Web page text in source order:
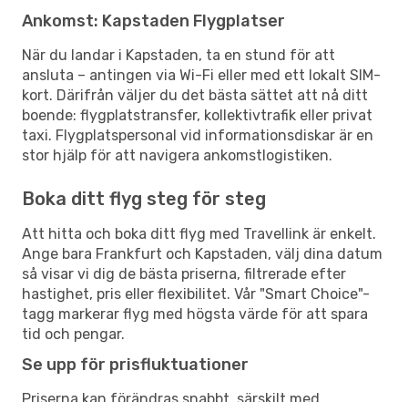
Ankomst: Kapstaden Flygplatser
När du landar i Kapstaden, ta en stund för att
ansluta – antingen via Wi-Fi eller med ett lokalt SIM-
kort. Därifrån väljer du det bästa sättet att nå ditt
boende: flygplatstransfer, kollektivtrafik eller privat
taxi. Flygplatspersonal vid informationsdiskar är en
stor hjälp för att navigera ankomstlogistiken.
Boka ditt flyg steg för steg
Att hitta och boka ditt flyg med Travellink är enkelt.
Ange bara Frankfurt och Kapstaden, välj dina datum
så visar vi dig de bästa priserna, filtrerade efter
hastighet, pris eller flexibilitet. Vår "Smart Choice"-
tagg markerar flyg med högsta värde för att spara
tid och pengar.
Se upp för prisfluktuationer